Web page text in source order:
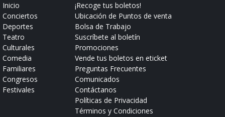
Inicio
Conciertos
Deportes
Teatro
Culturales
Comedia
Familiares
Congresos
Festivales
¡Recoge tus boletos!
Ubicación de Puntos de venta
Bolsa de Trabajo
Suscríbete al boletín
Promociones
Vende tus boletos en eticket
Preguntas Frecuentes
Comunicados
Contáctanos
Políticas de Privacidad
Términos y Condiciones